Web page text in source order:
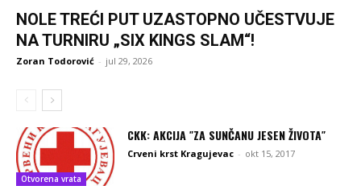
NOLE TREĆI PUT UZASTOPNO UČESTVUJE
NA TURNIRU „SIX KINGS SLAM“!
Zoran Todorović - jul 29, 2026
Otvorena vrata
CKK: AKCIJA ″ZA SUNČANU JESEN ŽIVOTA″
Crveni krst Kragujevac - okt 15, 2017